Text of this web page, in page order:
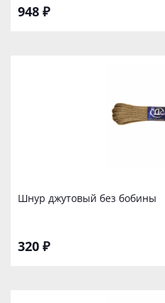
948 ₽
Шнур джутoвый без бобины
320 ₽